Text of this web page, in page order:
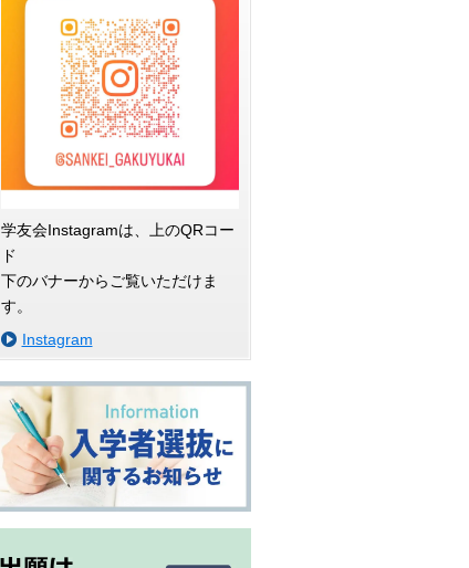
学友会Instagramは、上のQRコー
ド
下のバナーからご覧いただけま
す。
Instagram